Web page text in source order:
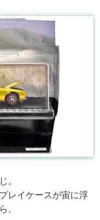
。
レイケースが宙に浮
、